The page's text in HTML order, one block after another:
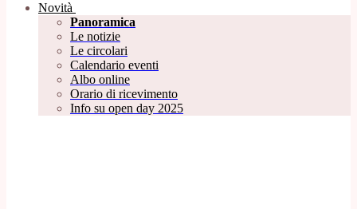
Novità
Panoramica
Le notizie
Le circolari
Calendario eventi
Albo online
Orario di ricevimento
Info su open day 2025